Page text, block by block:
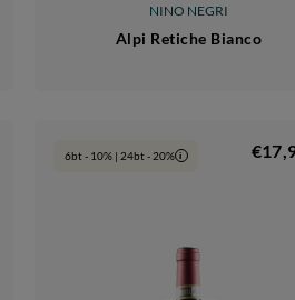
NINO NEGRI
Alpi Retiche Bianco
6bt - 10% | 24bt - 20% i